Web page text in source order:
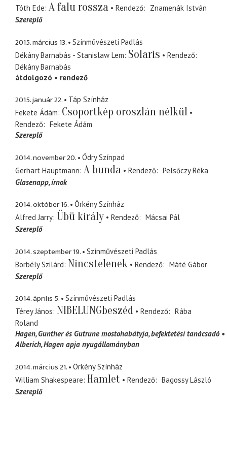
Tóth Ede A falu rossza Rendező
Znamenák István
Szereplő
2015. március 13.
Színművészeti Padlás
Dékány Barnabás - Stanislaw Lem Solaris
Rendező
Dékány Barnabás
átdolgozó
rendező
2015. január 22.
Táp Színház
Fekete Ádám Csoportkép oroszlán nélkül
Rendező
Fekete Ádám
Szereplő
2014. november 20.
Ódry Színpad
Gerhart Hauptmann A bunda Rendező
Pelsőczy Réka
Glasenapp írnok
2014. október 16.
Örkény Színház
Alfred Jarry Übü király Rendező
Mácsai Pál
Szereplő
2014. szeptember 19.
Színművészeti Padlás
Borbély Szilárd Nincstelenek Rendező
Máté Gábor
Szereplő
2014. április 5.
Színművészeti Padlás
Térey János NIBELUNGbeszéd Rendező
Rába
Roland
Hagen Gunther és Gutrune mostohabátyja, befektetési tanácsadó
Alberich Hagen apja nyugállományban
2014. március 21.
Örkény Színház
William Shakespeare Hamlet Rendező
Bagossy László
Szereplő